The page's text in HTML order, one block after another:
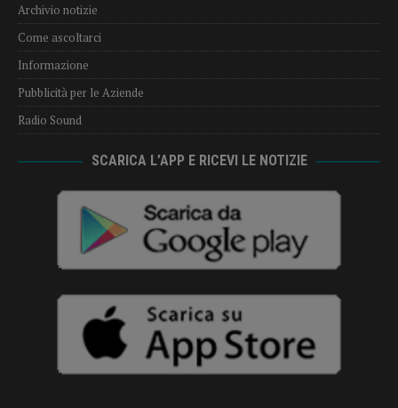
Archivio notizie
Come ascoltarci
Informazione
Pubblicità per le Aziende
Radio Sound
SCARICA L’APP E RICEVI LE NOTIZIE